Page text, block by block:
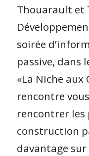
Thouarault et
soirée
passive, dans
«La Niche aux
rencontre
rencontrer les
construction
davantage